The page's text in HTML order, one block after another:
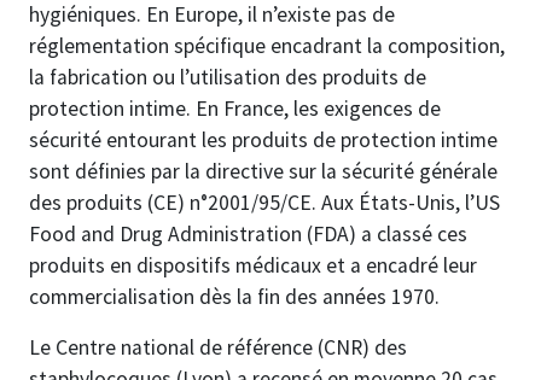
hygiéniques. En Europe, il n’existe pas de
réglementation spécifique encadrant la composition,
la fabrication ou l’utilisation des produits de
protection intime. En France, les exigences de
sécurité entourant les produits de protection intime
sont définies par la directive sur la sécurité générale
des produits (CE) n°2001/95/CE. Aux États-Unis, l’US
Food and Drug Administration (FDA) a classé ces
produits en dispositifs médicaux et a encadré leur
commercialisation dès la fin des années 1970.
Le Centre national de référence (CNR) des